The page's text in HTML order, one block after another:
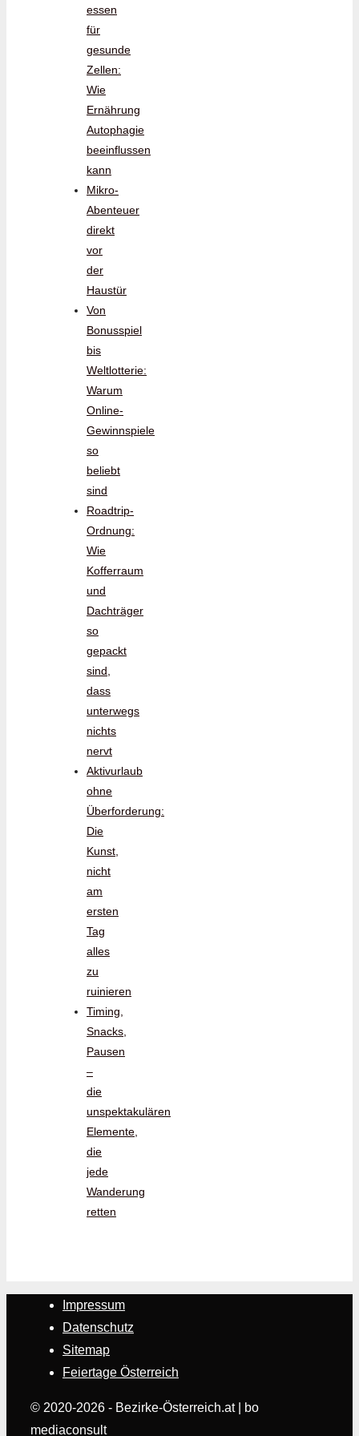
essen
für
gesunde
Zellen:
Wie
Ernährung
Autophagie
beeinflussen
kann
Mikro-
Abenteuer
direkt
vor
der
Haustür
Von
Bonusspiel
bis
Weltlotterie:
Warum
Online-
Gewinnspiele
so
beliebt
sind
Roadtrip-
Ordnung:
Wie
Kofferraum
und
Dachträger
so
gepackt
sind,
dass
unterwegs
nichts
nervt
Aktivurlaub
ohne
Überforderung:
Die
Kunst,
nicht
am
ersten
Tag
alles
zu
ruinieren
Timing,
Snacks,
Pausen
–
die
unspektakulären
Elemente,
die
jede
Wanderung
retten
Impressum
Datenschutz
Sitemap
Feiertage Österreich
© 2020-2026 - Bezirke-Österreich.at | bo
mediaconsult